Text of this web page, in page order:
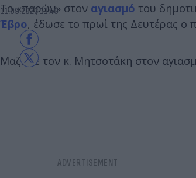
11.09.2023 11:40
Το «παρών» στον αγιασμό του
Έβρο, έδωσε το πρωί της Δευτέρας ο
Μαζί με τον κ. Μητσοτάκη στον